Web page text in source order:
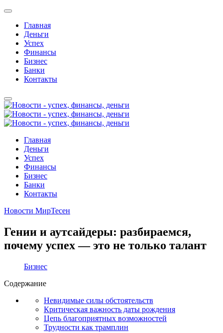
Главная
Деньги
Успех
Финансы
Бизнес
Банки
Контакты
Главная
Деньги
Успех
Финансы
Бизнес
Банки
Контакты
Новости МирТесен
Гении и аутсайдеры: разбираемся,
почему успех — это не только талант
Бизнес
Содержание
Невидимые силы обстоятельств
Критическая важность даты рождения
Цепь благоприятных возможностей
Трудности как трамплин